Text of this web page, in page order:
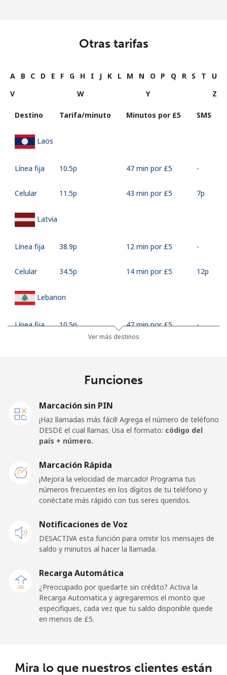
Otras tarifas
A B C D E F G H I J K L M N O P Q R S T
U
V
W Y Z
Destino Tarifa/minuto Minutos por ⁦£5⁩ SMS
Laos
Línea fija ⁦10.5p⁩ 47 min por ⁦£5⁩ -
Celular ⁦11.5p⁩ 43 min por ⁦£5⁩ ⁦7p⁩
Latvia
Línea fija ⁦38.9p⁩ 12 min por ⁦£5⁩ -
Celular ⁦34.5p⁩ 14 min por ⁦£5⁩ ⁦12p⁩
Lebanon
Línea fija ⁦10.5p⁩ 47 min por ⁦£5⁩ -
Línea fija ⁦51.5p⁩
⁦50.9p⁩ 9 min por ⁦£5⁩ ⁦6p⁩
Línea fija ⁦53.9p⁩ 9 min por ⁦£5⁩
⁦37.5p⁩ 13 min por ⁦£5⁩
Celular ⁦32.9p⁩ 15 min por ⁦£5⁩ -
Liechtenstein
Celular 45 min por ⁦£5⁩
Ver más destinos
Funciones
Marcación sin PIN
¡Haz llamadas más fácil! Agrega el número de teléfono
DESDE el cual llamas. Usa el formato: código del
país + número.
Marcación Rápida
¡Mejora la velocidad de marcado! Programa tus
números frecuentes en los dígitos de tu teléfono y
conéctate más rápido con tus seres queridos.
Notificaciones de Voz
DESACTIVA esta función para omitir los mensajes de
saldo y minutos al hacer la llamada.
Recarga Automática
¿Preocupado por quedarte sin crédito? Activa la
Recarga Automatica y agregaremos el monto que
especifiques, cada vez que tu saldo disponible quede
en menos de ⁦£5⁩.
Mira lo que nuestros clientes están